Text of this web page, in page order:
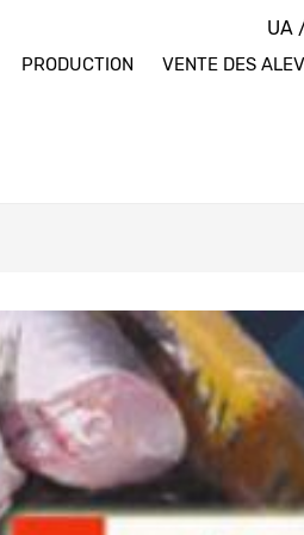
PRODUCTION VENTE DES
UA